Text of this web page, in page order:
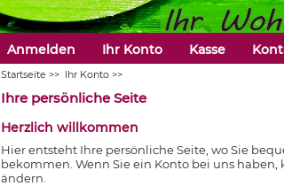
Startseite >> Ihr Konto >>
Ihre persönliche Seite
Herzlich willkommen
Hier entsteht Ihre persönliche Seite, wo Sie
bekommen. Wenn Sie ein Konto bei uns
ändern.
Anmelden Ihr Konto Kasse